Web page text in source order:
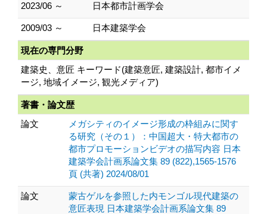
2023/06 ～ 日本都市計画学会
2009/03 ～ 日本建築学会
現在の専門分野
建築史、意匠 キーワード(建築意匠, 建築設計, 都市イメ
ージ, 地域イメージ, 観光メディア)
著書・論文歴
論文
メガシティのイメージ形成の枠組みに関す
る研究（その１）：中国超大・特大都市の
都市プロモーションビデオの描写内容 日本
建築学会計画系論文集 89 (822),1565-1576
頁 (共著) 2024/08/01
論文
蒙古ゲルを参照した内モンゴル現代建築の
意匠表現 日本建築学会計画系論文集 89